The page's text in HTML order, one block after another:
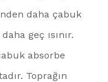
daha çabuk
geç ısınır.
absorbe
Toprağın